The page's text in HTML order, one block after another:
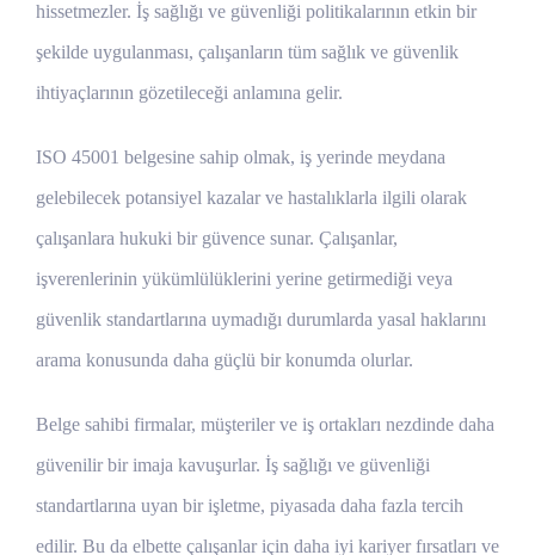
hissetmezler. İş sağlığı ve güvenliği politikalarının etkin bir
şekilde uygulanması, çalışanların tüm sağlık ve güvenlik
ihtiyaçlarının gözetileceği anlamına gelir.
ISO 45001 belgesine sahip olmak, iş yerinde meydana
gelebilecek potansiyel kazalar ve hastalıklarla ilgili olarak
çalışanlara hukuki bir güvence sunar. Çalışanlar,
işverenlerinin yükümlülüklerini yerine getirmediği veya
güvenlik standartlarına uymadığı durumlarda yasal haklarını
arama konusunda daha güçlü bir konumda olurlar.
Belge sahibi firmalar, müşteriler ve iş ortakları nezdinde daha
güvenilir bir imaja kavuşurlar. İş sağlığı ve güvenliği
standartlarına uyan bir işletme, piyasada daha fazla tercih
edilir. Bu da elbette çalışanlar için daha iyi kariyer fırsatları ve